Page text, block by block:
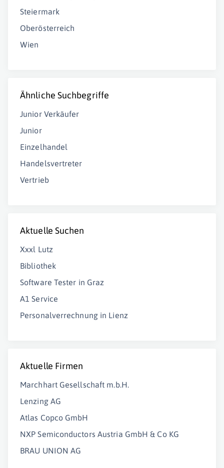
Steiermark
Oberösterreich
Wien
Ähnliche Suchbegriffe
Junior Verkäufer
Junior
Einzelhandel
Handelsvertreter
Vertrieb
Aktuelle Suchen
Xxxl Lutz
Bibliothek
Software Tester in Graz
A1 Service
Personalverrechnung in Lienz
Aktuelle Firmen
Marchhart Gesellschaft m.b.H.
Lenzing AG
Atlas Copco GmbH
NXP Semiconductors Austria GmbH & Co KG
BRAU UNION AG